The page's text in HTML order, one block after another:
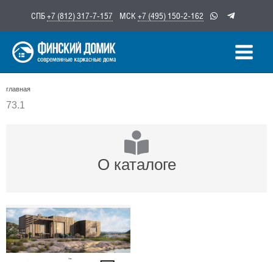
содержимому
СПБ+7 (812) 317-7-157 МСК +7 (495) 150-2-162
главная
73.1
О каталоге